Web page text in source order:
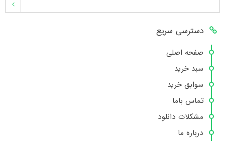
محمدشهنوازیمی گوید :
سلام بنده محمد شهنوازی فقط بوسیله ا [...]
محمدمی گوید :
هانیه عسگری
دسترسی سریع
صفحه اصلی
سبد خرید
سوابق خرید
تماس باما
مشکلات دانلود
درباره ما